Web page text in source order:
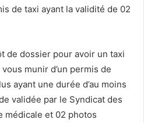
de taxi ayant la validité de 02
de dossier pour avoir un taxi
munir d’un permis de
ayant une durée d’au moins
validée par le Syndicat des
médicale et 02 photos